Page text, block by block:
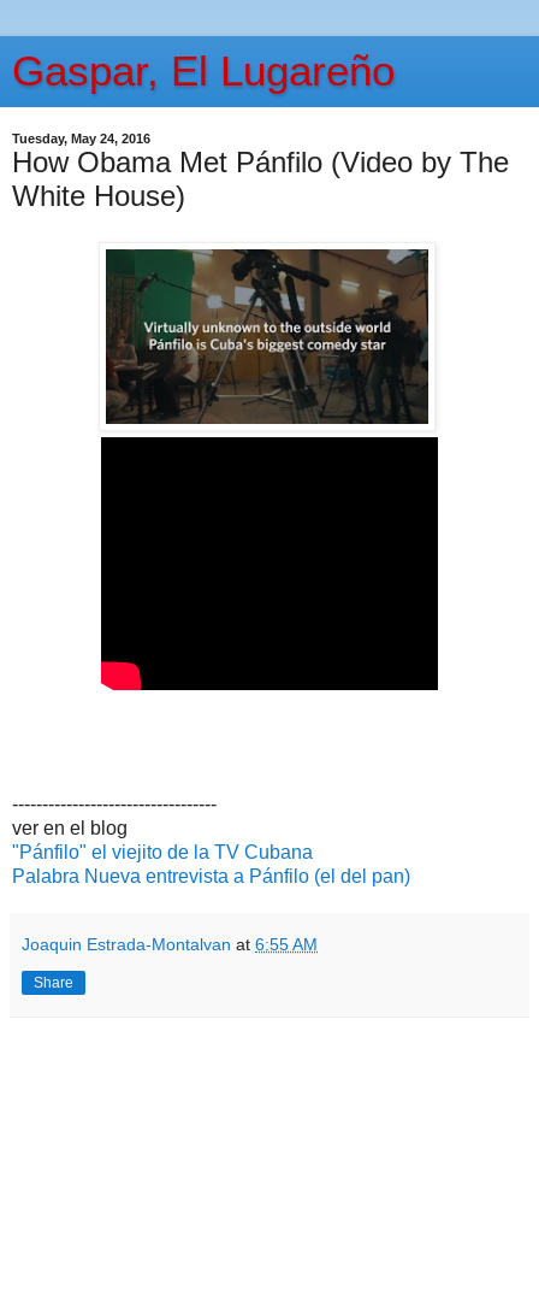
Gaspar, El Lugareño
Tuesday, May 24, 2016
How Obama Met Pánfilo (Video by The
White House)
----------------------------------
ver en el blog
"Pánfilo" el viejito de la TV Cubana
Palabra Nueva entrevista a Pánfilo (el del pan)
Joaquin Estrada-Montalvan at 6:55 AM
Share